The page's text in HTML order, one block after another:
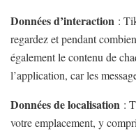
Données d’interaction :
regardez et pendant
également le contenu de
l’application, car les
Données de localisation :
votre emplacement, y